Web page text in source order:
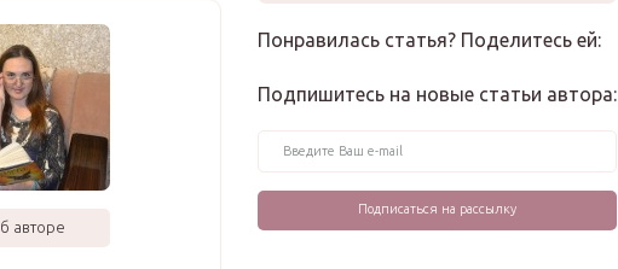
авторе
Понравилась статья? Поделитесь ей:
Подпишитесь на новые статьи автора: